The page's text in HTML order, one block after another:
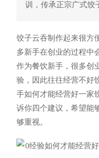
训，传承正宗广式饺
饺子云吞制作起来很方
多新手在创业的过程中
作为餐饮新手，很多创
验，因此往往经营不好
手如何才能经营好一家
诉你四个建议，希望能
够重视。